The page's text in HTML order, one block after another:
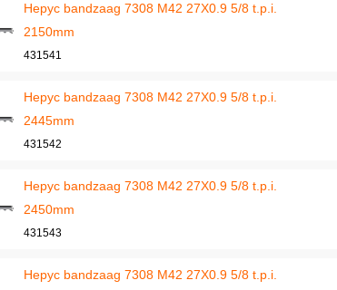
Hepyc bandzaag 7308 M42 27X0.9 5/8 t.p.i.
2150mm
431541
Hepyc bandzaag 7308 M42 27X0.9 5/8 t.p.i.
2445mm
431542
Hepyc bandzaag 7308 M42 27X0.9 5/8 t.p.i.
2450mm
431543
Hepyc bandzaag 7308 M42 27X0.9 5/8 t.p.i.